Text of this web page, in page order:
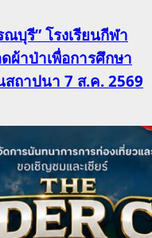
บุรี” โรงเรียนกีฬา
ผ้าป่าเพื่อการศึกษา
ถาปนา 7 ส.ค. 2569